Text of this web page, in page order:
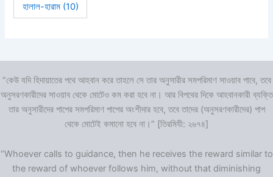
হালাল-হারাম(10)
“কেউ যদি হিদায়াতের পথে আহবান করে তাহলে সে তার অনুসারীর সমপরিমাণ সাওয়াব পাবে, তবে
অনুসরণকারীদের সাওয়াব থেকে মোটেও কম করা হবে না। আর বিপথের দিকে আহবানকারী ব্যক্তি
তার অনুসারীদের পাপের সমপরিমাণ পাপের অংশীদার হবে, তবে তাদের (অনুসরণকারীদের) পাপ
থেকে মোটেই কমানো হবে না।” [তিরমিযী: ২৬৭৪]
“Whoever calls to guidance, then he receives the reward similar to
the reward of whoever follows him, without that diminishing